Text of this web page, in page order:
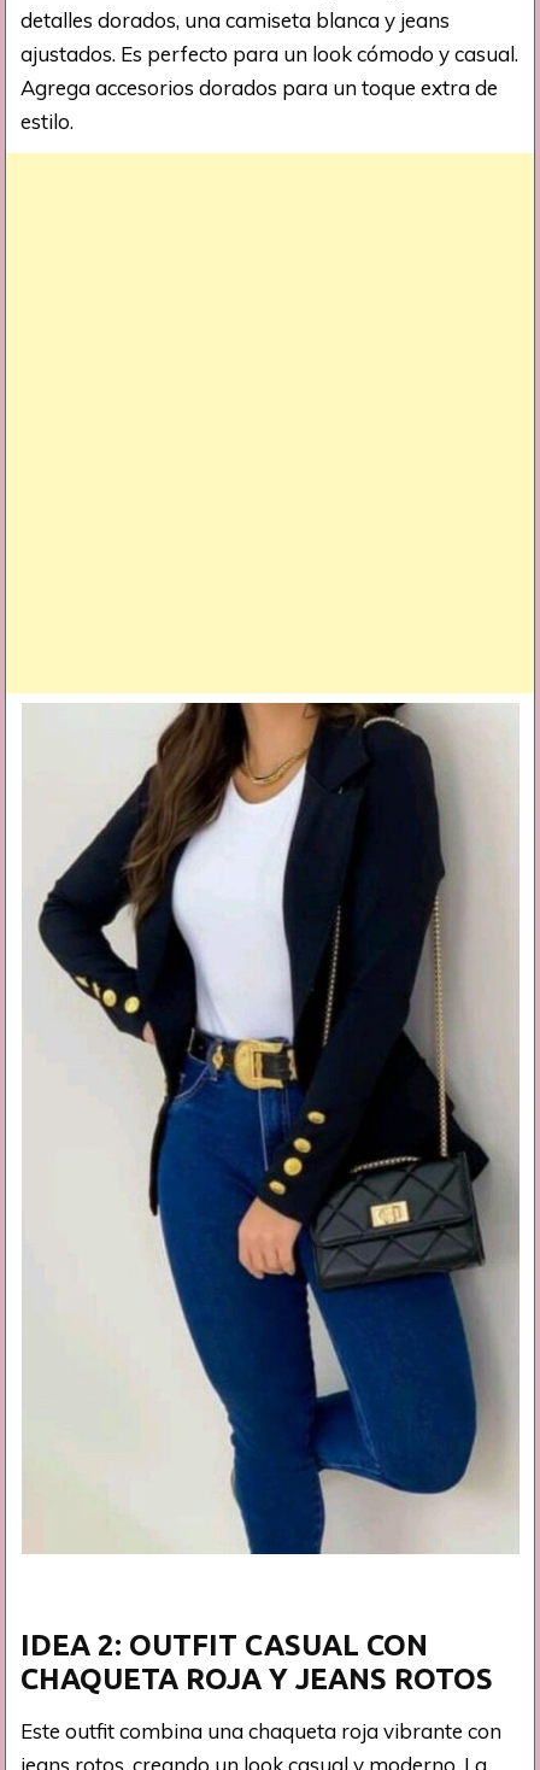
detalles dorados, una camiseta blanca y jeans
ajustados. Es perfecto para un look cómodo y casual.
Agrega accesorios dorados para un toque extra de
estilo.
IDEA 2: OUTFIT CASUAL CON
CHAQUETA ROJA Y JEANS ROTOS
Este outfit combina una chaqueta roja vibrante con
jeans rotos, creando un look casual y moderno. La